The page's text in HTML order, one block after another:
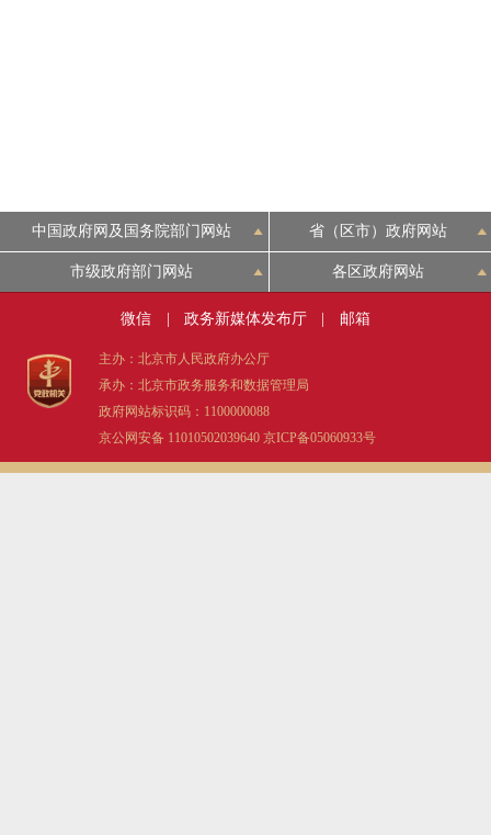
中国政府网及国务院部门网站 省（区市）政府网站
市级政府部门网站 各区政府网站
微信 政务新媒体发布厅 邮箱
主办：北京市人民政府办公厅
承办：北京市政务服务和数据管理局
政府网站标识码：1100000088
京公网安备 11010502039640 京ICP备05060933号